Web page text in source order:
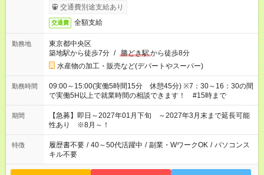
交通費別途支給あり
交通費 全額支給
勤務地
東京都中央区
築地駅から徒歩7分 / 勝どき駅から徒歩8分
水産物の加工・販売など(デパートやスーパー)
勤務時間
09:00～15:00(実働5時間15分 休憩45分) ※7：30～16：30の間
で実働5H以上で就業時間の相談できます！ #15時まで
期間
【急募】即日～2027年01月下旬 ～2027年3月末まで延長可能
性あり ※8月～！
特徴 履歴書不要 / 40～50代活躍中 / 副業・WワークOK / パソコンス
キル不要